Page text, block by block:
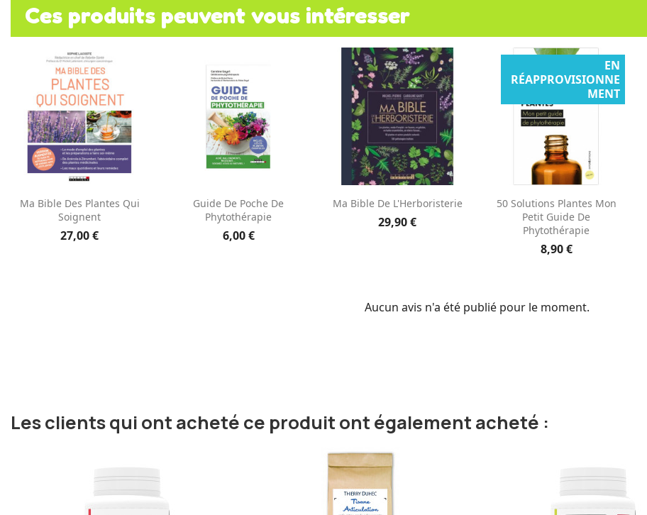
Ces produits peuvent vous intéresser
Aperçu rapide
Ma Bible Des Plantes Qui
Soignent
27,00 €
Aperçu rapide
Guide De Poche De
Phytothérapie
6,00 €
Aperçu rapide
Ma Bible De L'Herboristerie
29,90 €
Aperçu rapide
50 Solutions Plantes Mon
Petit Guide De
Phytothérapie
8,90 €
EN
RÉAPPROVISIONNE
MENT
Aucun avis n'a été publié pour le moment.
Les clients qui ont acheté ce produit ont également acheté :